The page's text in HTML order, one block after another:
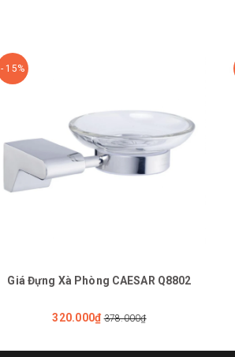
- 15%
Giá Đựng Xà Phòng CAESAR Q8802
320.000₫ 378.000₫